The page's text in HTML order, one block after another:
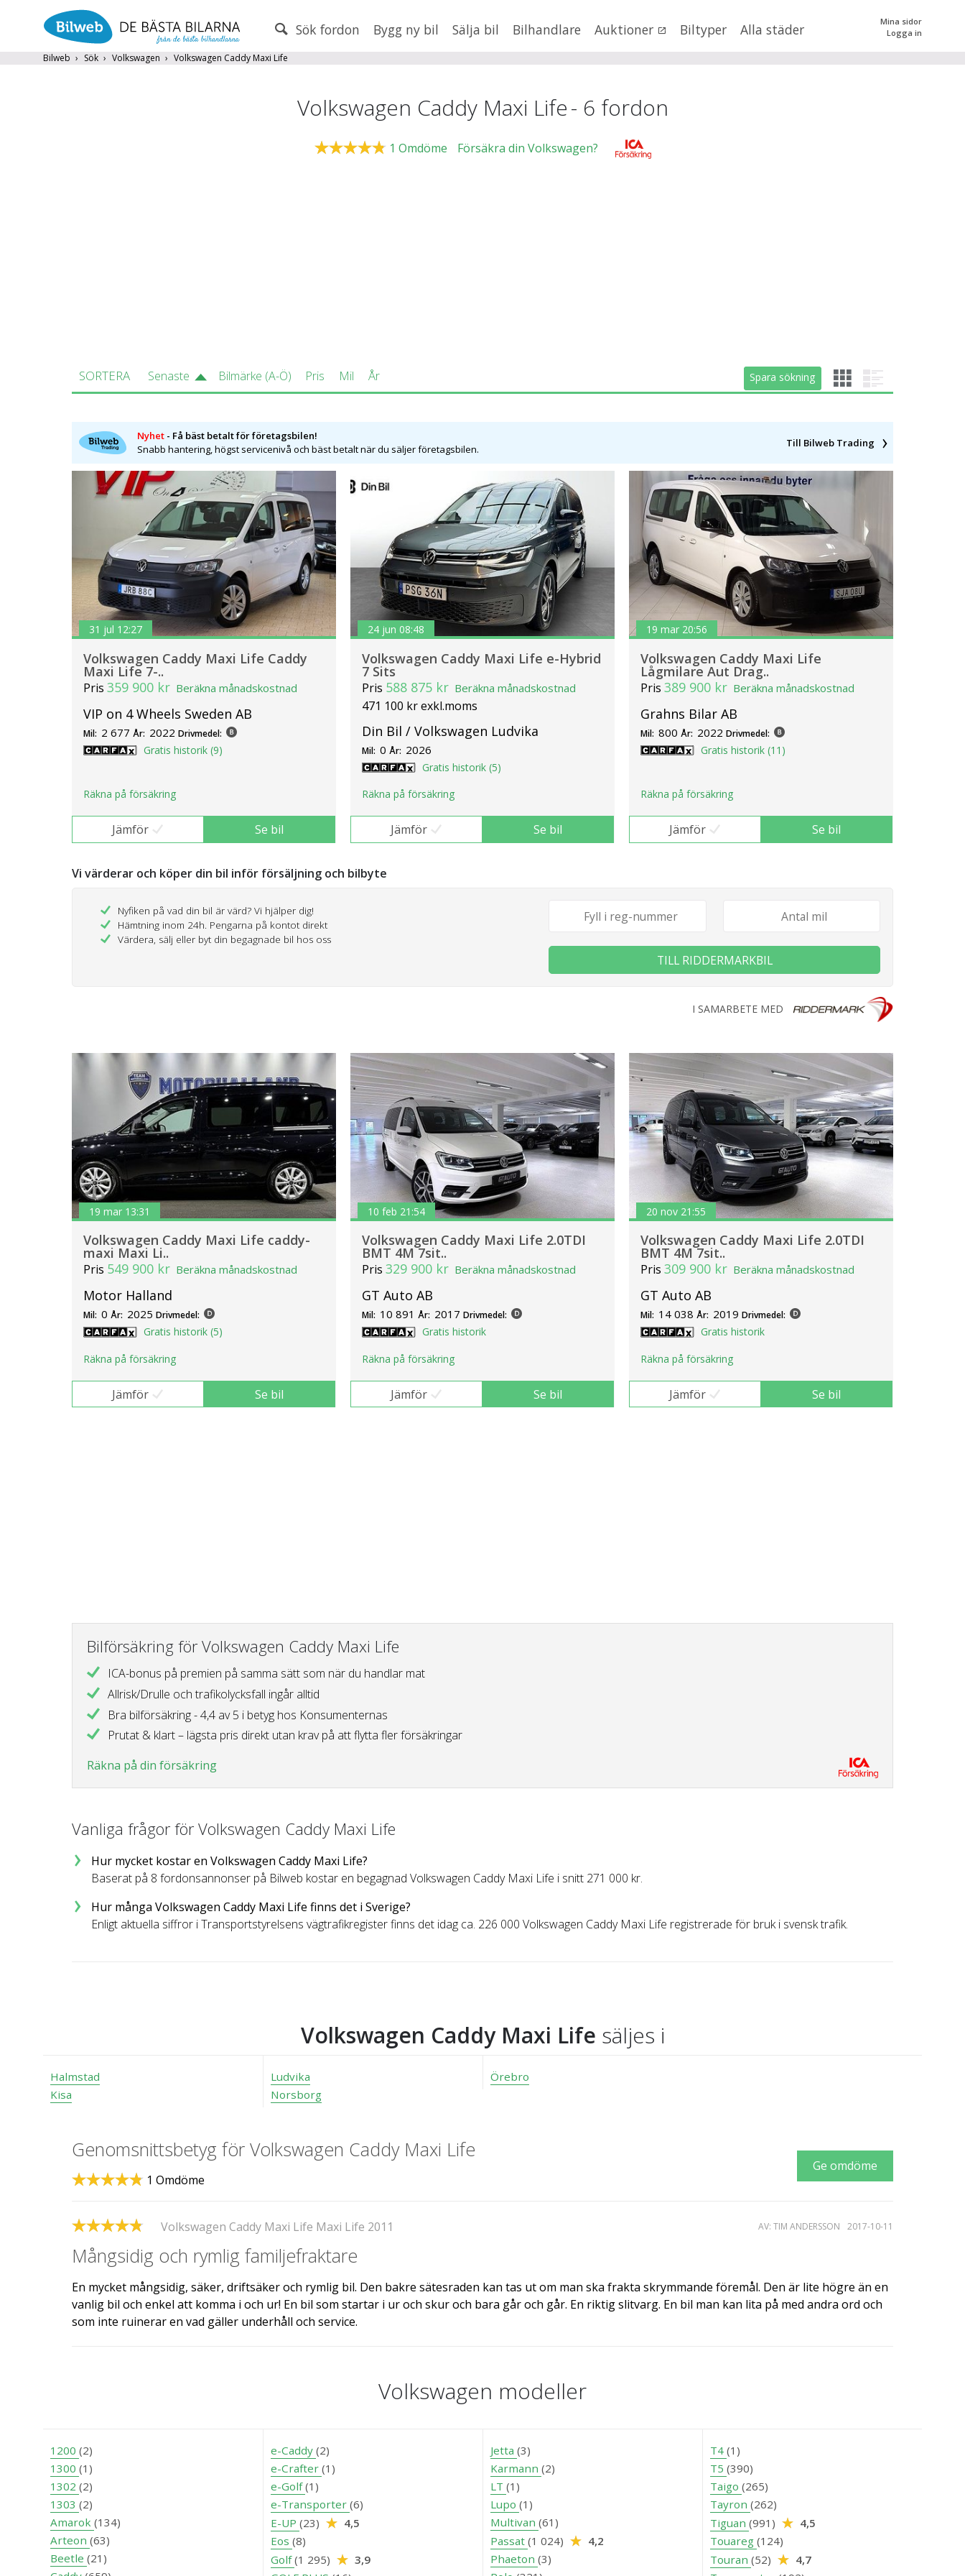
Sök fordon Bygg ny bil Sälja bil Bilhandlare Auktioner Biltyper Alla städer
Mina sidor
Logga in
Bilweb Sök Volkswagen Volkswagen Caddy Maxi Life
Fritext
0 kr tillmer än 500000
Volkswagen Caddy Maxi Life- 6 fordon
1 Omdöme Försäkra din Volkswagen?
SORTERA Senaste Bilmärke (A-Ö) Pris Mil År Spara sökning
Spara sökning
Nyhet- Få bäst betalt för företagsbilen!
Snabb hantering, högst servicenivå och bäst betalt när du säljer företagsbilen.
Till Bilweb Trading
31 jul 12:27
Volkswagen Caddy Maxi Life Caddy
Maxi Life 7-..
Pris 359 900 kr Beräkna månadskostnad
VIP on 4 Wheels Sweden AB
Mil: 2 677 År: 2022 Drivmedel:
Gratis historik (9)
Räkna på försäkring
Jämför Se bil
24 jun 08:48
Volkswagen Caddy Maxi Life e-Hybrid
7 Sits
Pris 588 875 kr Beräkna månadskostnad
471 100 kr exkl.moms
Din Bil / Volkswagen Ludvika
Mil: 0 År: 2026
Gratis historik (5)
Räkna på försäkring
Jämför Se bil
19 mar 20:56
Volkswagen Caddy Maxi Life
Lågmilare Aut Drag..
Pris 389 900 kr Beräkna månadskostnad
Grahns Bilar AB
Mil: 800 År: 2022 Drivmedel:
Gratis historik (11)
Räkna på försäkring
Jämför Se bil
Vi värderar och köper din bil inför försäljning och bilbyte
Nyfiken på vad din bil är värd? Vi hjälper dig!
Hämtning inom 24h. Pengarna på kontot direkt
Värdera, sälj eller byt din begagnade bil hos oss
TILL RIDDERMARKBIL
I SAMARBETE MED
19 mar 13:31
Volkswagen Caddy Maxi Life caddy-
maxi Maxi Li..
Pris 549 900 kr Beräkna månadskostnad
Motor Halland
Mil: 0 År: 2025 Drivmedel:
Gratis historik (5)
Räkna på försäkring
Jämför Se bil
10 feb 21:54
Volkswagen Caddy Maxi Life 2.0TDI
BMT 4M 7sit..
Pris 329 900 kr Beräkna månadskostnad
GT Auto AB
Mil: 10 891 År: 2017 Drivmedel:
Gratis historik
Räkna på försäkring
Jämför Se bil
20 nov 21:55
Volkswagen Caddy Maxi Life 2.0TDI
BMT 4M 7sit..
Pris 309 900 kr Beräkna månadskostnad
GT Auto AB
Mil: 14 038 År: 2019 Drivmedel:
Gratis historik
Räkna på försäkring
Jämför Se bil
Bilförsäkring för Volkswagen Caddy Maxi Life
ICA-bonus på premien på samma sätt som när du handlar mat
Allrisk/Drulle och trafikolycksfall ingår alltid
Bra bilförsäkring - 4,4 av 5 i betyg hos Konsumenternas
Prutat & klart – lägsta pris direkt utan krav på att flytta fler försäkringar
Räkna på din försäkring
Vanliga frågor för Volkswagen Caddy Maxi Life
Hur mycket kostar en Volkswagen Caddy Maxi Life?
Baserat på 8 fordonsannonser på Bilweb kostar en begagnad Volkswagen Caddy Maxi Life i snitt 271 000 kr.
Hur många Volkswagen Caddy Maxi Life finns det i Sverige?
Enligt aktuella siffror i Transportstyrelsens vägtrafikregister finns det idag ca. 226 000 Volkswagen Caddy Maxi Life registrerade för bruk i svensk trafik.
Volkswagen Caddy Maxi Life säljes i
Halmstad
Kisa
Ludvika
Norsborg
Örebro
Genomsnittsbetyg för Volkswagen Caddy Maxi Life
1 Omdöme
Ge omdöme
Volkswagen Caddy Maxi Life Maxi Life 2011 AV: TIM ANDERSSON 2017-10-11
Mångsidig och rymlig familjefraktare
En mycket mångsidig, säker, driftsäker och rymlig bil. Den bakre sätesraden kan tas ut om man ska frakta skrymmande föremål. Den är lite högre än en
vanlig bil och enkel att komma i och ur! En bil som startar i ur och skur och bara går och går. En riktig slitvarg. En bil man kan lita på med andra ord och
som inte ruinerar en vad gäller underhåll och service.
Volkswagen modeller
1200 (2)
1300 (1)
1302 (2)
1303 (2)
Amarok (134)
Arteon (63)
Beetle (21)
e-Caddy (2)
e-Crafter (1)
e-Golf(1)
e-Transporter (6)
E-UP (23)
4,5
Eos (8)
Golf(1 295)
3,9
Jetta (3)
Karmann (2)
LT (1)
Lupo (1)
Multivan (61)
Passat (1 024)
4,2
Phaeton (3)
T4 (1)
T5 (390)
Taigo (265)
Tayron (262)
Tiguan (991)
4,5
Touareg (124)
Touran (52)
4,7